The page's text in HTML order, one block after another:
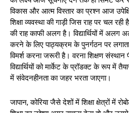
विकास और आत्म विस्तार का प्रश्न आज
शिक्षा व्यवस्था की गाड़ी जिस राह पर चल
की राह काफी अलग है। विद्यार्थियों में अलग
करने के लिए पाठ्यक्रम के पुनर्गठन पर
विमर्श करना जरूरी है। वरना शिक्षण संस्थान
विद्यार्थियों को मार्केट के प्रॉडक्ट के रूप में
में संवेदनहीनता का जहर भरता जाएगा।
जापान, कोरिया जैसे देशों में शिक्षा क्षेत्रों में